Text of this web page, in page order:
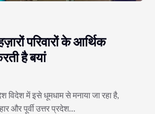
परिवारों के आर्थिक
है बयां
विदेश में इसे धूमधाम से मनाया जा रहा है,
और पूर्वी उत्तर प्रदेश…